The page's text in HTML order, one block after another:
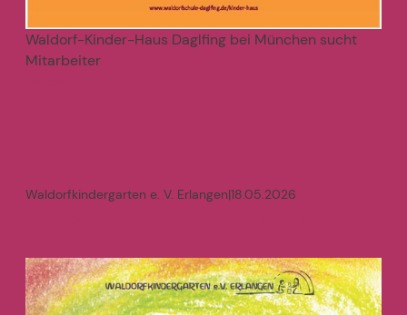
Waldorf-Kinder-Haus Daglfing bei München sucht
Mitarbeiter
Waldorfkindergarten e. V. Erlangen|18.05.2026